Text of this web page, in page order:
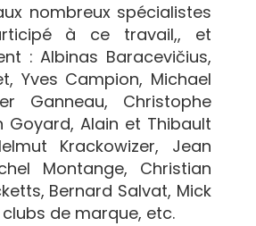
nombreux spécialistes
à ce travail,, et
: Albinas Baracevičius,
Yves Campion, Michael
Ganneau, Christophe
Goyard, Alain et Thibault
Krackowizer, Jean
Montange, Christian
Bernard Salvat, Mick
de marque, etc.